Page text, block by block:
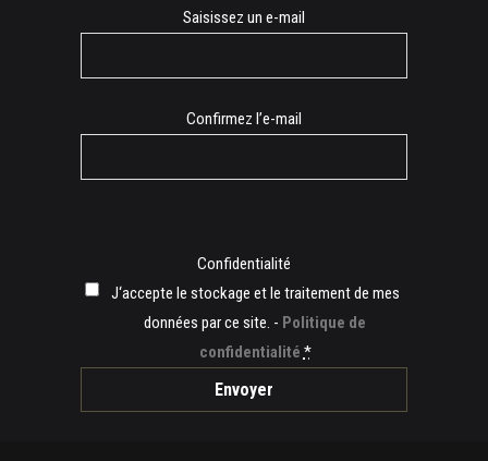
Saisissez un e-mail
Confirmez l’e-mail
Confidentialité
J‘accepte le stockage et le traitement de mes
données par ce site. - Politique de
confidentialité *